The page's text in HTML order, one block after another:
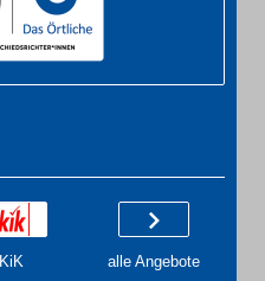
KiK alle Angebote